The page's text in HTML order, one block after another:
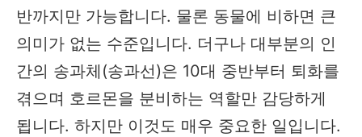
반까지만 가능합니다. 물론 동물에 비하면 큰
의미가 없는 수준입니다. 더구나 대부분의 인
간의 송과체(송과선)은 10대 중반부터 퇴화를
겪으며 호르몬을 분비하는 역할만 감당하게
됩니다. 하지만 이것도 매우 중요한 일입니다.